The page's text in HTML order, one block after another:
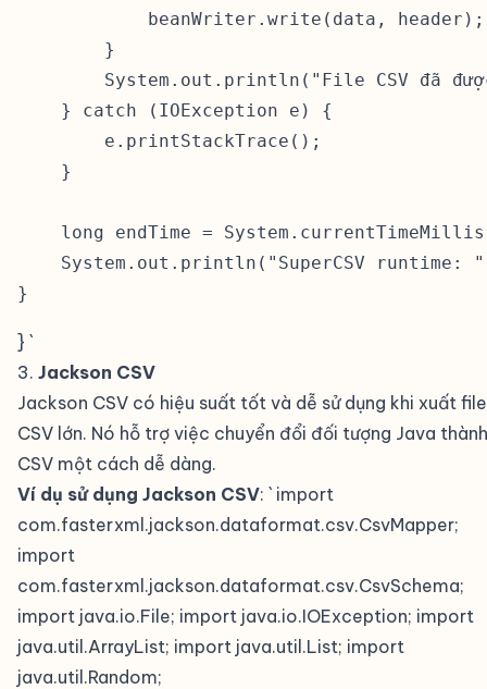
            beanWriter.write(data, header);
        }
System.out.println("File CSV đã
    } catch (IOException e) {
        e.printStackTrace();
    }
long endTime =
System.out.println("SuperCSV runtime:
} `
3. Jackson CSV
Jackson CSV có hiệu suất tốt và dễ sử dụng khi xuất file
CSV lớn. Nó hỗ trợ việc chuyển đổi đối tượng Java thành
CSV một cách dễ dàng.
Ví dụ sử dụng Jackson CSV: ` import
com.fasterxml.jackson.dataformat.csv.CsvMapper;
import
com.fasterxml.jackson.dataformat.csv.CsvSchema;
import java.io.File; import java.io.IOException; import
java.util.ArrayList; import java.util.List; import
java.util.Random;